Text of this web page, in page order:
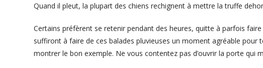
Quand il pleut, la plupart des chiens rechignent à mettre la truffe
Certains préfèrent se retenir pendant des heures, quitte à parfois
suffiront à faire de ces balades pluvieuses un moment agréable
montrer le bon exemple. Ne vous contentez pas d’ouvrir la porte qui